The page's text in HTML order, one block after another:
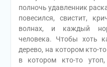
полночь удавленник
повесился, свистит,
волнах, и каждый
человека. Чтобы хоть
дерево, на котором кто-
в котором кто-то